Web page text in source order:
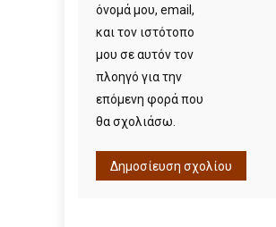
όνομά μου, email,
και τον ιστότοπο
μου σε αυτόν τον
πλοηγό για την
επόμενη φορά που
θα σχολιάσω.